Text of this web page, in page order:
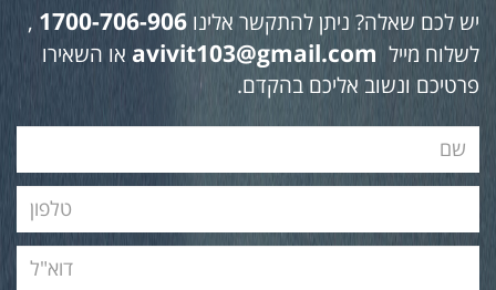
יש לכם שאלה? ניתן להתקשר אלינו 1700-706-906
,
לשלוח מייל avivit103@gmail.com או השאירו
פרטיכם ונשוב אליכם בהקדם.